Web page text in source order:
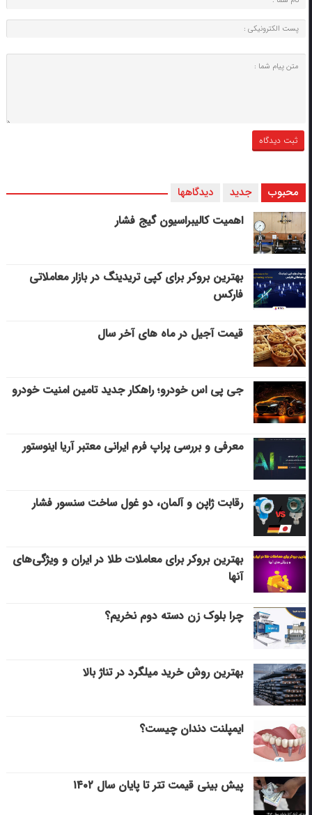
محبوب جدید دیدگاهها
اهمیت کالیبراسیون گیج فشار
بهترین بروکر برای کپی‌ تریدینگ در بازار معاملاتی
فارکس
قیمت آجیل در ماه های آخر سال
جی پی اس خودرو؛ راهکار جدید تامین امنیت خودرو
معرفی و بررسی پراپ فرم ایرانی معتبر آریا اینوستور
رقابت ژاپن و آلمان، دو غول ساخت سنسور فشار
بهترین بروکر برای معاملات طلا در ایران و ویژگی‌های
آنها
چرا بلوک زن دسته دوم نخریم؟
بهترین روش خرید میلگرد در تناژ بالا
ایمپلنت دندان چیست؟
پیش بینی قیمت تتر تا پایان سال ۱۴۰۲